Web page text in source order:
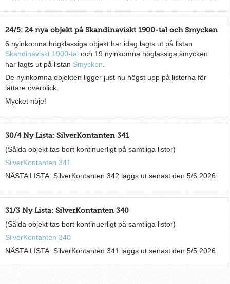
24/5: 24 nya objekt på Skandinaviskt 1900-tal och Smycken
6 nyinkomna högklassiga objekt har idag lagts ut på listan
Skandinaviskt 1900-taloch 19 nyinkomna höglassiga smycken
har lagts ut på listan Smycken
De nyinkomna objekten ligger just nu högst upp på listorna för
lättare överblick.
Mycket nöje!
30/4 Ny Lista: SilverKontanten 341
(Sålda objekt tas bort kontinuerligt på samtliga listor)
SilverKontanten 341
NÄSTA LISTA: SilverKontanten 342 läggs ut senast den 5/6 2026
31/3 Ny Lista: SilverKontanten 340
(Sålda objekt tas bort kontinuerligt på samtliga listor)
SilverKontanten 340
NÄSTA LISTA: SilverKontanten 341 läggs ut senast den 5/5 2026